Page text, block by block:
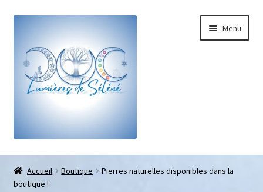
Menu
Boutique
Bracelets sur-mesure
Accueil Boutique
Pierres naturelles disponibles dans la
boutique !